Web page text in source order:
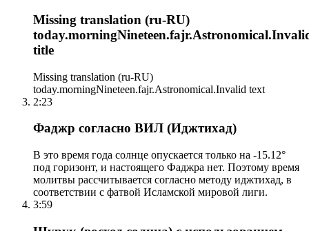
Missing translation (ru-RU)
title
Missing translation (ru-RU)
today.morningNineteen.fajr.Astronomical.Invalid text
2:23
Фаджр согласно ВИЛ (Иджтихад)
В это время года солнце опускается только на -15.12°
под горизонт, и настоящего Фаджра нет. Поэтому время
молитвы рассчитывается согласно методу иджтихад, в
соответствии с фатвой Исламской мировой лиги.
3:59